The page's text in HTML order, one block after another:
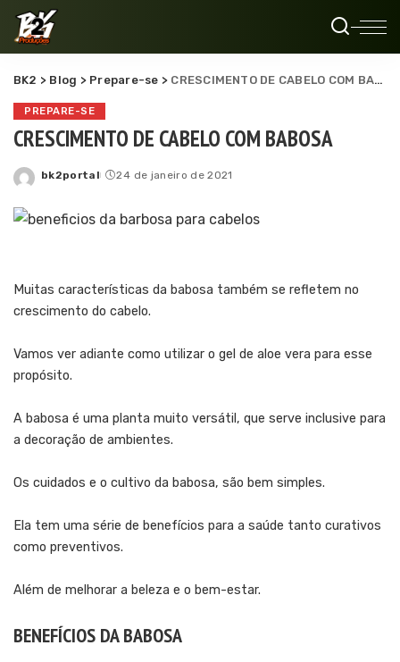
BK2 > Blog > Prepare-se > CRESCIMENTO DE CABELO COM BABOSA
PREPARE-SE
CRESCIMENTO DE CABELO COM BABOSA
Posted
bk2portal 24 de janeiro de 2021
Muitas características da babosa também se refletem no
crescimento do cabelo.
Vamos ver adiante como utilizar o gel de aloe vera para esse
propósito.
A babosa é uma planta muito versátil, que serve inclusive para
a decoração de ambientes.
Os cuidados e o cultivo da babosa, são bem simples.
Ela tem uma série de benefícios para a saúde tanto curativos
como preventivos.
Além de melhorar a beleza e o bem-estar.
BENEFÍCIOS DA BABOSA